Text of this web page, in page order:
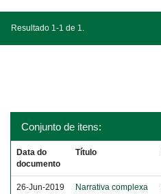
Resultado 1-1 de 1.
Conjunto de itens:
Data do
documento
Título
26-Jun-2019
Narrativa complexa